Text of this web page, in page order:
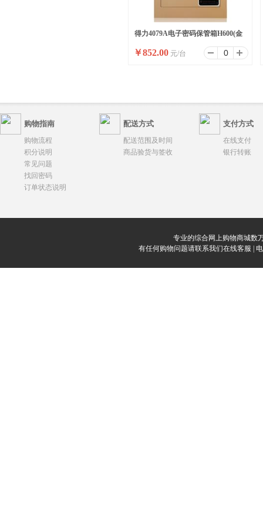
得力4079A电子密码保管箱H600(金
色)(台)
￥852.00 元/台
购物指南 配送方式 支付方式
购物流程
积分说明
常见问题
找回密码
订单状态说明
配送范围及时间
商品验货与签收
在线支付
银行转账
专业的综合网上购物商城数
有任何购物问题请联系我们在线客服 | 电